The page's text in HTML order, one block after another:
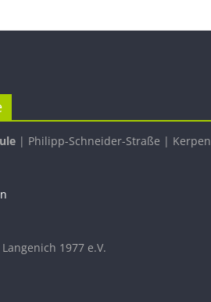
| Philipp-Schneider-Straße | Kerpen
1977 e.V.